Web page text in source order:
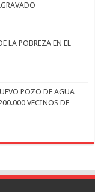
LA POBREZA EN EL
POZO DE AGUA
VECINOS DE